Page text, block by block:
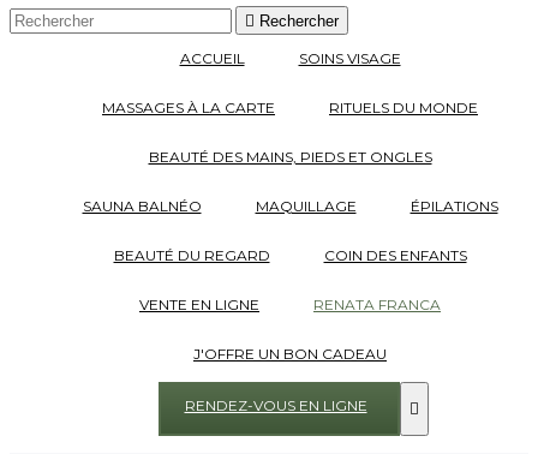
 Rechercher
ACCUEIL SOINS VISAGE
MASSAGES À LA CARTE RITUELS DU MONDE
BEAUTÉ DES MAINS, PIEDS ET ONGLES
SAUNA BALNÉO MAQUILLAGE ÉPILATIONS
BEAUTÉ DU REGARD COIN DES ENFANTS
VENTE EN LIGNE RENATA FRANCA
J'OFFRE UN BON CADEAU
RENDEZ-VOUS EN LIGNE 